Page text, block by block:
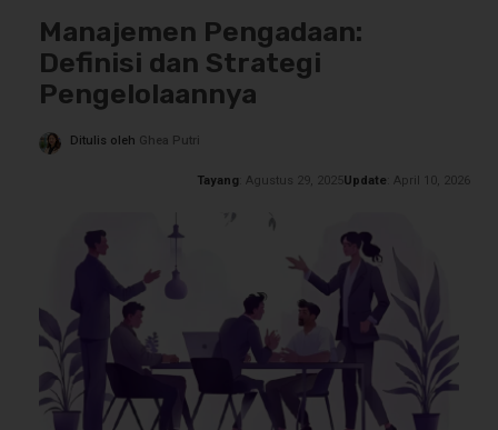
Manajemen Pengadaan:
Definisi dan Strategi
Pengelolaannya
Ditulis oleh Ghea Putri
Tayang : Agustus 29, 2025Update : April 10, 2026